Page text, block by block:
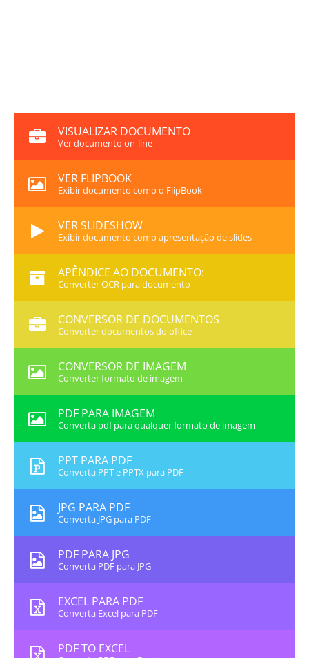
VISUALIZAR DOCUMENTO
Ver documento on-line
VER FLIPBOOK
Exibir documento como o FlipBook
VER SLIDESHOW
Exibir documento como apresentação de slides
APÊNDICE AO DOCUMENTO:
Converter OCR para documento
CONVERSOR DE DOCUMENTOS
Converter documentos do office
CONVERSOR DE IMAGEM
Converter formato de imagem
PDF PARA IMAGEM
Converta pdf para qualquer formato de imagem
PPT PARA PDF
Converta PPT e PPTX para PDF
JPG PARA PDF
Converta JPG para PDF
PDF PARA JPG
Converta PDF para JPG
EXCEL PARA PDF
Converta Excel para PDF
PDF TO EXCEL